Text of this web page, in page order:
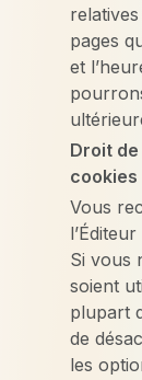
pages
et
Droit
cookies
Vous
Si vous
soient
plupart
de
les